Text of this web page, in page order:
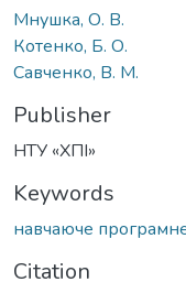
Мнушка, О. В.
Котенко, Б. О.
Савченко, В. М.
Publisher
НТУ «ХПІ»
Keywords
навчаюче
Citation